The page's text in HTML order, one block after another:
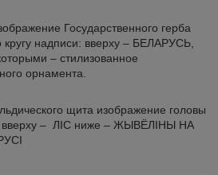
Государственного герба
кругу надписи: вверху – БЕЛАРУСЬ,
– стилизованное
орнамента.
щита изображение головы
вверху – ЛІС ниже ‒ ЖЫВЁЛІНЫ НА